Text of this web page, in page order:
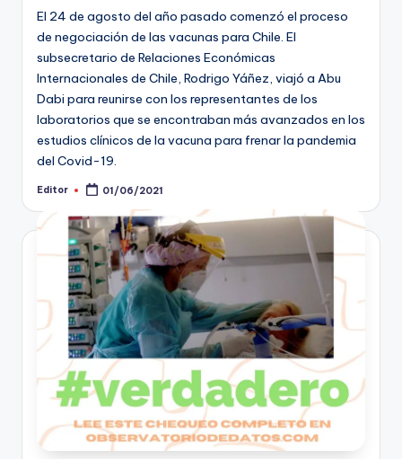
El 24 de agosto del año pasado comenzó el proceso
de negociación de las vacunas para Chile. El
subsecretario de Relaciones Económicas
Internacionales de Chile, Rodrigo Yáñez, viajó a Abu
Dabi para reunirse con los representantes de los
laboratorios que se encontraban más avanzados en los
estudios clínicos de la vacuna para frenar la pandemia
del Covid-19.
Publicado
Editor 01/06/2021